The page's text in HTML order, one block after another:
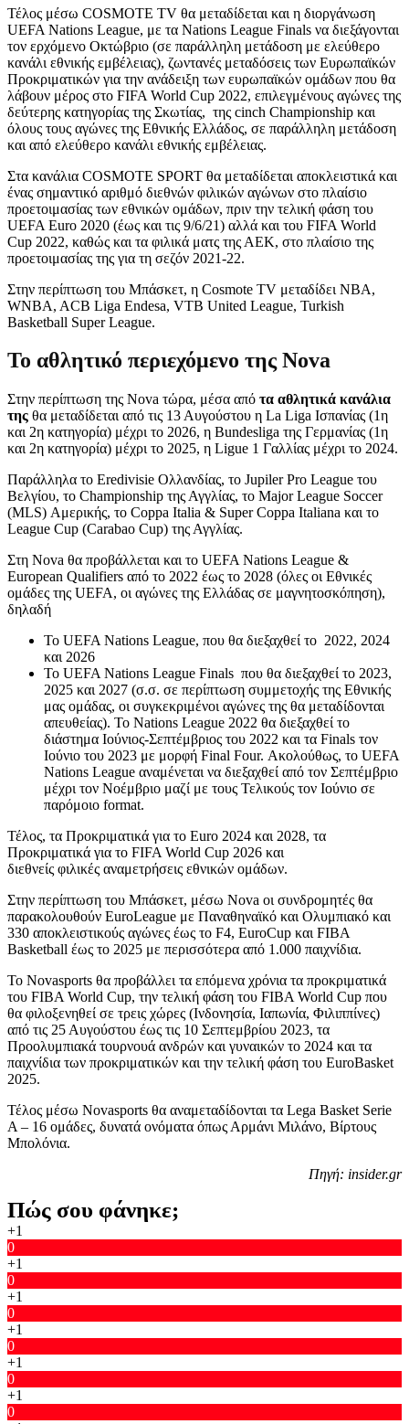
Τέλος μέσω COSMOTE TV θα μεταδίδεται και η διοργάνωση
UEFA Nations League, με τα Nations League Finals να διεξάγονται
τον ερχόμενο Οκτώβριο (σε παράλληλη μετάδοση με ελεύθερο
κανάλι εθνικής εμβέλειας), ζωντανές μεταδόσεις των Ευρωπαϊκών
Προκριματικών για την ανάδειξη των ευρωπαϊκών ομάδων που θα
λάβουν μέρος στο FIFA World Cup 2022, επιλεγμένους αγώνες της
δεύτερης κατηγορίας της Σκωτίας, της cinch Championship και
όλους τους αγώνες της Εθνικής Ελλάδος, σε παράλληλη μετάδοση
και από ελεύθερο κανάλι εθνικής εμβέλειας.
Στα κανάλια COSMOTE SPORT θα μεταδίδεται αποκλειστικά και
ένας σημαντικό αριθμό διεθνών φιλικών αγώνων στο πλαίσιο
προετοιμασίας των εθνικών ομάδων, πριν την τελική φάση του
UEFA Euro 2020 (έως και τις 9/6/21) αλλά και του FIFA World
Cup 2022, καθώς και τα φιλικά ματς της ΑΕΚ, στο πλαίσιο της
προετοιμασίας της για τη σεζόν 2021-22.
Στην περίπτωση του Μπάσκετ, η Cosmote TV μεταδίδει ΝΒΑ,
WNBA, ACB Liga Endesa, VTB United League, Turkish
Basketball Super League.
Το αθλητικό περιεχόμενο της Nova
Στην περίπτωση της Nova τώρα, μέσα από τα αθλητικά κανάλια
της θα μεταδίδεται από τις 13 Αυγούστου η La Liga Ισπανίας (1η
και 2η κατηγορία) μέχρι το 2026, η Bundesliga της Γερμανίας (1η
και 2η κατηγορία) μέχρι το 2025, η Ligue 1 Γαλλίας μέχρι το 2024.
Παράλληλα το Eredivisie Ολλανδίας, το Jupiler Pro League του
Βελγίου, το Championship της Αγγλίας, το Major League Soccer
(MLS) Αμερικής, το Coppa Italia & Super Coppa Italiana και το
League Cup (Carabao Cup) της Αγγλίας.
Στη Nova θα προβάλλεται και το UEFA Nations League &
European Qualifiers από το 2022 έως το 2028 (όλες οι Εθνικές
ομάδες της UEFA, οι αγώνες της Ελλάδας σε μαγνητοσκόπηση),
δηλαδή
Το UEFA Nations League, που θα διεξαχθεί το 2022, 2024
και 2026
Το UEFA Nations League Finals που θα διεξαχθεί το 2023,
2025 και 2027 (σ.σ. σε περίπτωση συμμετοχής της Εθνικής
μας ομάδας, οι συγκεκριμένοι αγώνες της θα μεταδίδονται
απευθείας). Το Nations League 2022 θα διεξαχθεί το
διάστημα Ιούνιος-Σεπτέμβριος του 2022 και τα Finals τον
Ιούνιο του 2023 με μορφή Final Four. Ακολούθως, το UEFA
Nations League αναμένεται να διεξαχθεί από τον Σεπτέμβριο
μέχρι τον Νοέμβριο μαζί με τους Τελικούς τον Ιούνιο σε
παρόμοιο format.
Τέλος, τα Προκριματικά για το Euro 2024 και 2028, τα
Προκριματικά για το FIFA World Cup 2026 και
διεθνείς φιλικές αναμετρήσεις εθνικών ομάδων.
Στην περίπτωση του Μπάσκετ, μέσω Nova οι συνδρομητές θα
παρακολουθούν EuroLeague με Παναθηναϊκό και Ολυμπιακό και
330 αποκλειστικούς αγώνες έως το F4, EuroCup και FIBA
Basketball έως το 2025 με περισσότερα από 1.000 παιχνίδια.
Το Νovasports θα προβάλλει τα επόμενα χρόνια τα προκριματικά
του FIBA World Cup, την τελική φάση του FIBA World Cup που
θα φιλοξενηθεί σε τρεις χώρες (Ινδονησία, Ιαπωνία, Φιλιππίνες)
από τις 25 Αυγούστου έως τις 10 Σεπτεμβρίου 2023, τα
Προολυμπιακά τουρνουά ανδρών και γυναικών το 2024 και τα
παιχνίδια των προκριματικών και την τελική φάση του EuroBasket
2025.
Τέλος μέσω Novasports θα αναμεταδίδονται τα Lega Basket Serie
A – 16 ομάδες, δυνατά ονόματα όπως Αρμάνι Μιλάνο, Βίρτους
Μπολόνια.
Πηγή: insider.gr
Πώς σου φάνηκε;
+1
0
+1
0
+1
0
+1
0
+1
0
+1
0